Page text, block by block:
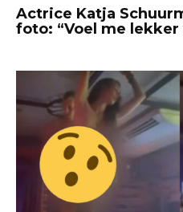
Actrice Katja
foto: “Voel me lekker